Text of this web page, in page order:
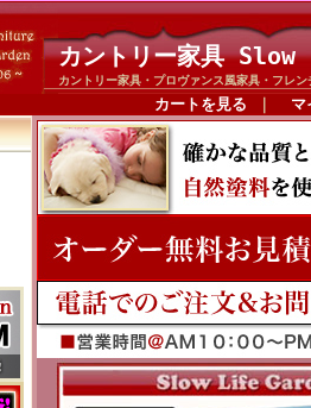
カントリー家具
カントリー家具・プロヴァンス風家具・フレ
カートを見る マ